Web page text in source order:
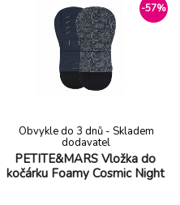
sand/white 75x100
Soft 140x110 cm
-57%
PETITE&MARS Vložka do
kočárku Foamy Cosmic Night
Obvykle do 3 dnů - Skladem
dodavatel